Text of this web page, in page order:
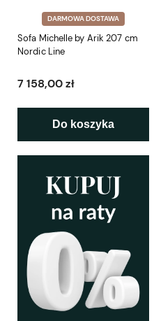
DARMOWA DOSTAWA
Sofa Michelle by Arik 207 cm
Nordic Line
7 158,00 zł
Do koszyka